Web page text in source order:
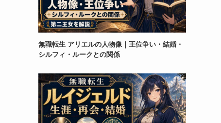
無職転生 アリエルの人物像｜王位争い・結婚・
シルフィ・ルークとの関係